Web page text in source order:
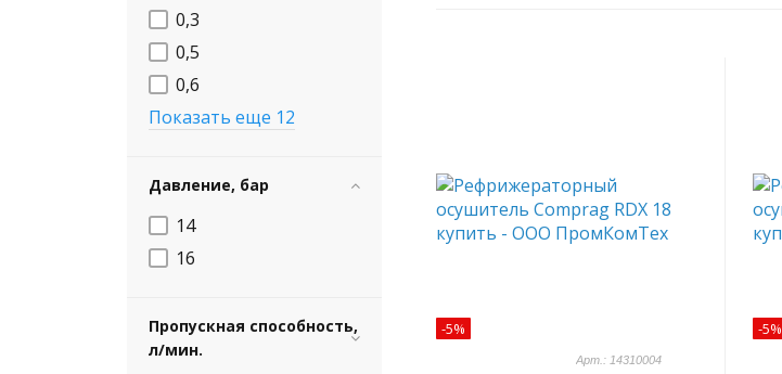
0,3
0,5
0,6
Показать еще 12
Давление, бар
14
16
Пропускная способность,
л/мин.
-5%
Арт.: 14310004
-5%